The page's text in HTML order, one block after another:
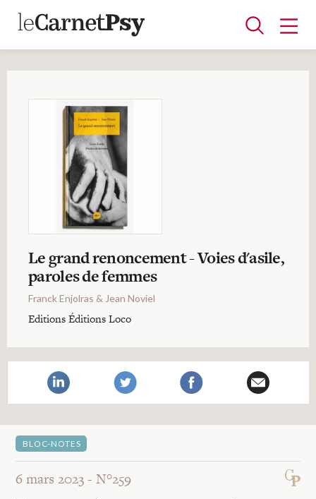
Articles
Adolescence
Périnatalité
Psychanalyse
Psychopathologie
Dossiers
Auteurs
Blocs-notes
Recherches
Entretiens
Colloque
Le grand renoncement - Voies d'asile,
paroles de femmes
Franck Enjolras & Jean Noviel
Editions Éditions Loco
BLOC-NOTES
6 mars 2023 -N°259